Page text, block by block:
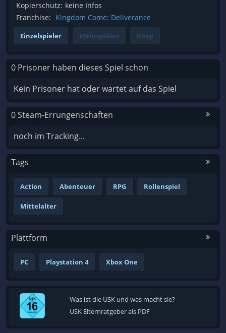
Kopierschutz: keine Infos
Franchise: Kingdom Come: Deliverance
Einzelspieler Mehrspieler Koop
0 Prisoner haben dieses Spiel schon
Kein Prisoner hat oder wartet auf das Spiel
0 Steam-Errungenschaften
noch im Tracking...
Tags
Action Abenteuer RPG Rollenspiel
Mittelalter
Plattform
PC Playstation 4 Xbox One
Was ist die USK und was macht sie?
USK Elternratgeber als PDF